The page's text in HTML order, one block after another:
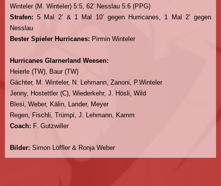
Winteler (M. Winteler) 5:5, 62’ Nesslau 5:6 (PPG)
Strafen: 5 Mal 2’ & 1 Mal 10’ gegen Hurricanes, 1 Mal 2’ gegen
Nesslau
Bester Spieler Hurricanes: Pirmin Winteler
Hurricanes Glarnerland Weesen:
Heierle (TW), Baur (TW)
Gächter, M. Winteler, N. Lehmann, Zanoni, P.Winteler
Jenny, Hostettler (C), Wiederkehr, J. Hösli, Wild
Blesi, Weber, Kälin, Lander, Meyer
Regen, Fischli, Trümpi, J. Lehmann, Kamm
Coach: F. Gutzwiller
Bilder: Simon Löffler & Ronja Weber